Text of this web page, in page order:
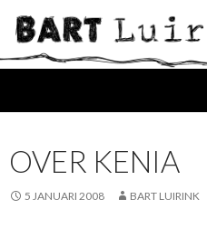
OVER KENIA
5 JANUARI 2008 BART LUIRINK